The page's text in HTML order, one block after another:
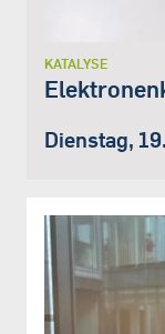
KATALYSE
Dienstag,